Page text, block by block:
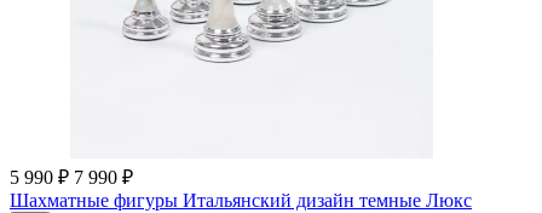
5 990 ₽ 7 990 ₽
Шахматные фигуры Итальянский дизайн темные Люкс